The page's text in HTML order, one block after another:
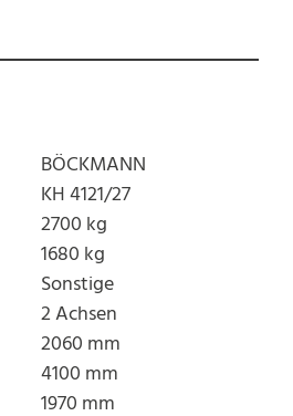
BÖCKMANN
KH 4121/27
2700 kg
1680 kg
Sonstige
2 Achsen
2060 mm
4100 mm
1970 mm